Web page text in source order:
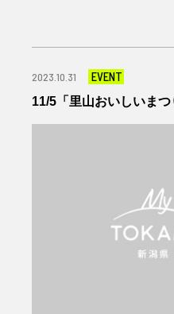
2023.10.31 EVENT
11/5「里山おいしいまつ